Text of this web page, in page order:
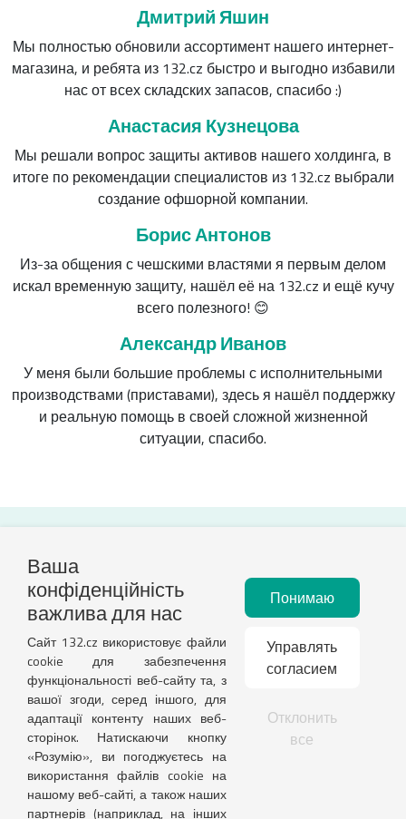
Дмитрий Яшин
Мы полностью обновили ассортимент нашего интернет-
магазина, и ребята из 132.cz быстро и выгодно избавили
нас от всех складских запасов, спасибо :)
Анастасия Кузнецова
Мы решали вопрос защиты активов нашего холдинга, в
итоге по рекомендации специалистов из 132.cz выбрали
создание офшорной компании.
Борис Антонов
Из-за общения с чешскими властями я первым делом
искал временную защиту, нашёл её на 132.cz и ещё кучу
всего полезного! 😊
Александр Иванов
У меня были большие проблемы с исполнительными
производствами (приставами), здесь я нашёл поддержку
и реальную помощь в своей сложной жизненной
ситуации, спасибо.
Служба поддержки
Каждый будний день с 8:00 до 16:00
+420 732 418 139
info@132.cz
Наши услуги
ДЛЯ БИЗНЕСА
Юридический адрес компании
ДЛЯ ЧАСТНЫХ ЛИЦ
Временное убежище
Ваша
конфіденційність
важлива для нас
Сайт 132.cz використовує файли
cookie для забезпечення
функціональності веб-сайту та, з
вашої згоди, серед іншого, для
адаптації контенту наших веб-
сторінок. Натискаючи кнопку
«Розумію», ви погоджуєтесь на
використання файлів cookie на
нашому веб-сайті, а також наших
партнерів (наприклад, на інших
Понимаю
Управлять
согласием
Отклонить
все